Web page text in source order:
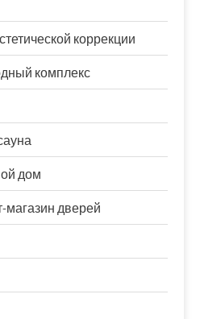
коррекции
комплекс
дом
магазин дверей